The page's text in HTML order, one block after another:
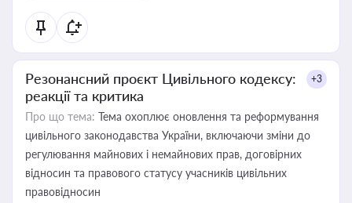
Резонансний проєкт Цивільного кодексу:
реакції та критика
+3
Про що тема: Тема охоплює оновлення та реформування
цивільного законодавства України, включаючи зміни до
регулювання майнових і немайнових прав, договірних
відносин та правового статусу учасників цивільних
правовідносин